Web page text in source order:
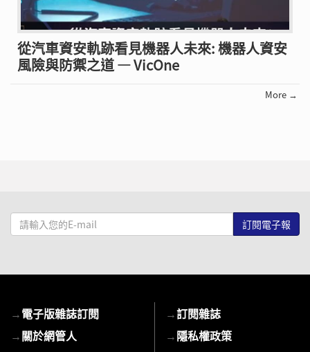
從汽車資安軌跡看見機器人未來: 機器人資安
風險與防禦之道 — VicOne
More →
請
輸
mail
→電子版雜誌訂閱
→關於網管人
→訂閱雜誌
→隱私權政策